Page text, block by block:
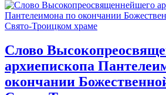
Слово
архиепископа
окончании